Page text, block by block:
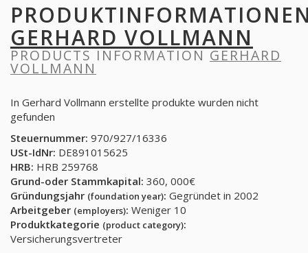
GERHARD VOLLMANN
PRODUCTS INFORMATION GERHARD
VOLLMANN
In Gerhard Vollmann erstellte produkte wurden nicht
gefunden
Steuernummer: 970/927/16336
USt-IdNr: DE891015625
HRB: HRB 259768
Grund-oder Stammkapital: 360, 000€
Gründungsjahr (foundation year): Gegründet in 2002
Arbeitgeber (employers): Weniger 10
Produktkategorie (product category):
Versicherungsvertreter